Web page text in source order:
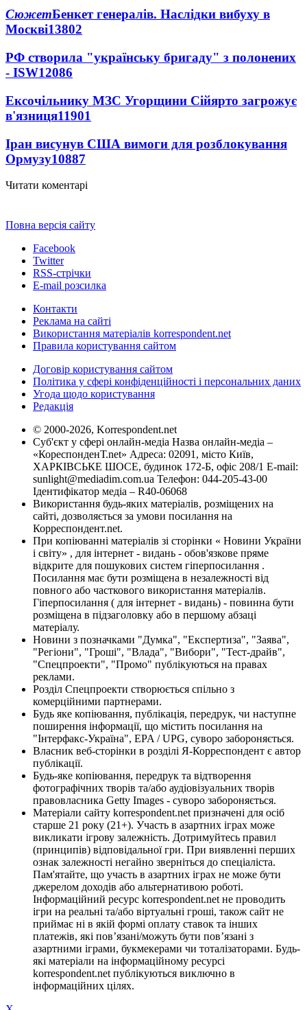
СюжетБенкет генералів. Наслідки вибуху в
Москві13802
РФ створила "українську бригаду" з полонених
- ISW12086
Ексочільнику МЗС Угорщини Сійярто загрожує
в'язниця11901
Іран висунув США вимоги для розблокування
Ормузу10887
Читати коментарі
Повна версія сайту
Facebook
Twitter
RSS-стрічки
E-mail розсилка
Контакти
Реклама на сайті
Використання матеріалів korrespondent.net
Правила користування сайтом
Договір користування сайтом
Політика у сфері конфіденційності і персональних даних
Угода щодо користування
Редакція
© 2000-2026, Korrespondent.net
Суб'єкт у сфері онлайн-медіа Назва онлайн-медіа –
«КореспонденТ.net» Адреса: 02091, місто Київ,
ХАРКІВСЬКЕ ШОСЕ, будинок 172-Б, офіс 208/1 E-mail:
sunlight@mediadim.com.ua Телефон: 044-205-43-00
Ідентифікатор медіа – R40-06068
Використання будь-яких матеріалів, розміщених на
сайті, дозволяється за умови посилання на
Корреспондент.net.
При копіюванні матеріалів зі сторінки « Новини України
і світу» , для інтернет - видань - обов'язкове пряме
відкрите для пошукових систем гіперпосилання .
Посилання має бути розміщена в незалежності від
повного або часткового використання матеріалів.
Гіперпосилання ( для інтернет - видань) - повинна бути
розміщена в підзаголовку або в першому абзаці
матеріалу.
Новини з позначками "Думка", "Експертиза", "Заява",
"Регіони", "Гроші", "Влада", "Вибори", "Тест-драйв",
"Спецпроекти", "Промо" публікуються на правах
реклами.
Розділ Спецпроекти створюється спільно з
комерційними партнерами.
Будь яке копіювання, публікація, передрук, чи наступне
поширення інформації, що містить посилання на
"Інтерфакс-Україна", EPA / UPG, суворо забороняється.
Власник веб-сторінки в розділі Я-Корреспондент є автор
публікації.
Будь-яке копіювання, передрук та відтворення
фотографічних творів та/або аудіовізуальних творів
правовласника Getty Images - суворо забороняється.
Матеріали сайту korrespondent.net призначені для осіб
старше 21 року (21+). Участь в азартних іграх може
викликати ігрову залежність. Дотримуйтесь правил
(принципів) відповідальної гри. При виявленні перших
ознак залежності негайно зверніться до спеціаліста.
Пам'ятайте, що участь в азартних іграх не може бути
джерелом доходів або альтернативою роботі.
Інформаційний ресурс korrespondent.net не проводить
ігри на реальні та/або віртуальні гроші, також сайт не
приймає ні в якій формі оплату ставок та інших
платежів, які пов’язані/можуть бути пов’язані з
азартними іграми, букмекерами чи тоталізаторами. Будь-
які матеріали на інформаційному ресурсі
korrespondent.net публікуються виключно в
інформаційних цілях.